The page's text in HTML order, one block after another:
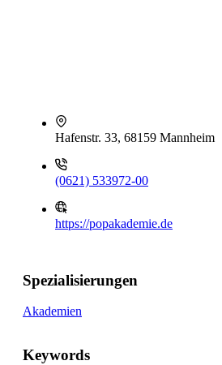
Hafenstr. 33, 68159 Mannheim
(0621) 533972-00
https://popakademie.de
Spezialisierungen
Akademien
Keywords